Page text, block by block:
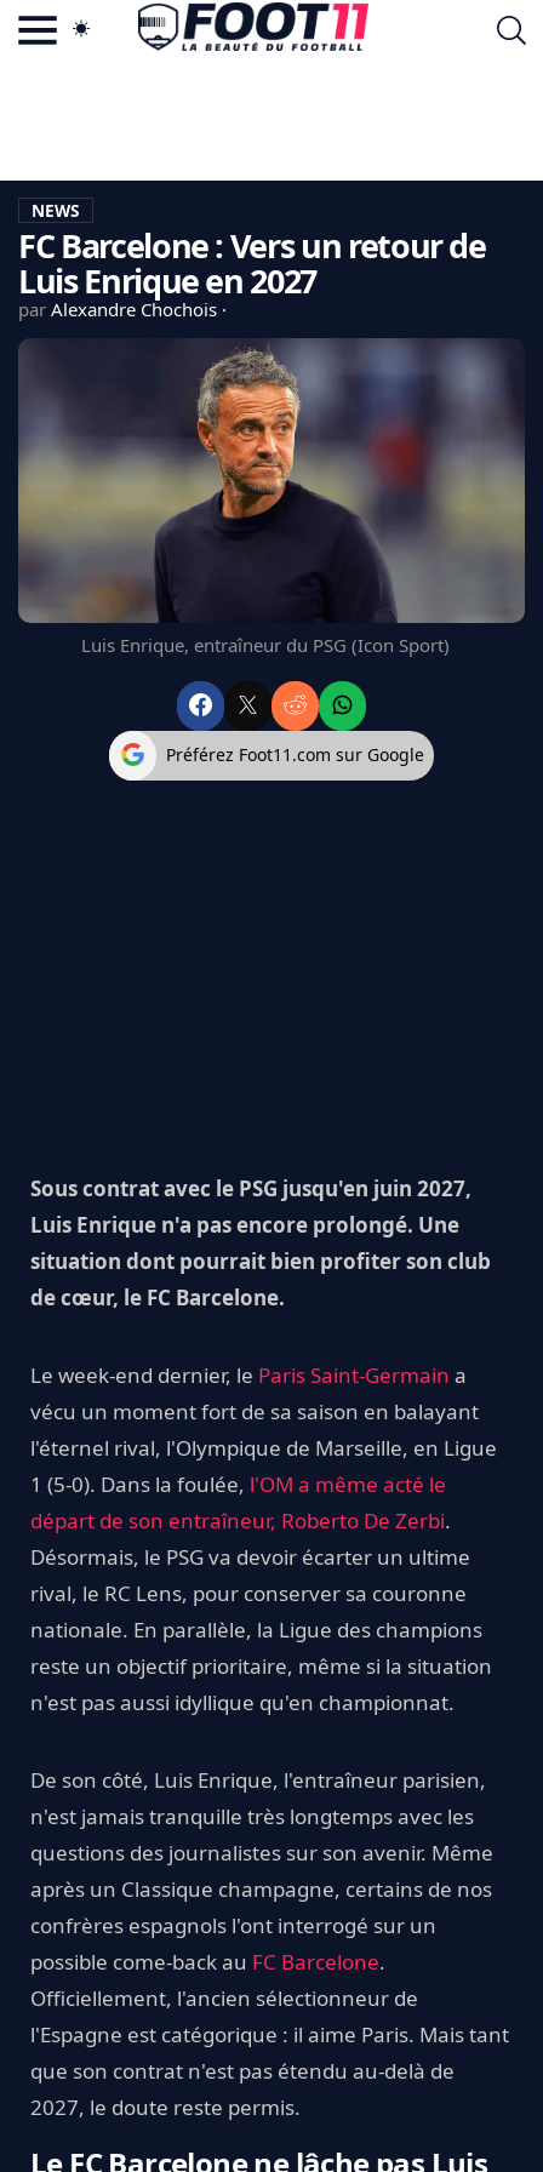
LA CHARTE
VIE PRIVÉE
CGU
CONTACTEZ-NOUS
EDF
REAL MADRID
MANCHESTER UNITED
CHELSEA
ARSENAL
L'AVIS DE LA RÉDAC'
NEWS
FC Barcelone : Vers un retour de
Luis Enrique en 2027
par Alexandre Chochois
Luis Enrique, entraîneur du PSG (Icon Sport)
Préférez Foot11.com sur Google
Sous contrat avec le PSG jusqu'en juin 2027,
Luis Enrique n'a pas encore prolongé. Une
situation dont pourrait bien profiter son club
de cœur, le FC Barcelone.
Le week-end dernier, le Paris Saint-Germain a
vécu un moment fort de sa saison en balayant
l'éternel rival, l'Olympique de Marseille, en Ligue
1 (5-0). Dans la foulée, l'OM a même acté le
départ de son entraîneur, Roberto De Zerbi.
Désormais, le PSG va devoir écarter un ultime
rival, le RC Lens, pour conserver sa couronne
nationale. En parallèle, la Ligue des champions
reste un objectif prioritaire, même si la situation
n'est pas aussi idyllique qu'en championnat.
De son côté, Luis Enrique, l'entraîneur parisien,
n'est jamais tranquille très longtemps avec les
questions des journalistes sur son avenir. Même
après un Classique champagne, certains de nos
confrères espagnols l'ont interrogé sur un
possible come-back au FC Barcelone.
Officiellement, l'ancien sélectionneur de
l'Espagne est catégorique : il aime Paris. Mais tant
que son contrat n'est pas étendu au-delà de
2027, le doute reste permis.
Le FC Barcelone ne lâche pas Luis